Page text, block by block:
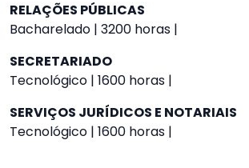
RELAÇÕES PÚBLICAS
Bacharelado | 3200 horas |
SECRETARIADO
Tecnológico | 1600 horas |
SERVIÇOS JURÍDICOS E NOTARIAIS
Tecnológico | 1600 horas |